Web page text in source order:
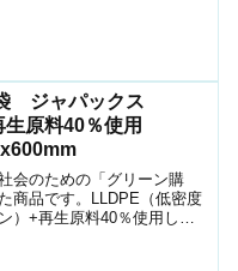
ジャパックス
原料40％使用
会のための「グリーン購
商品です。LLDPE（低密度
）+再生原料40％使用して